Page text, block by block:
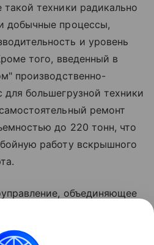
техники радикально
добычные процессы,
и уровень
того, введенный в
производственно-
для большегрузной техники
ремонт
до 220 тонн, что
работу вскрышного
объединяющее
плановых